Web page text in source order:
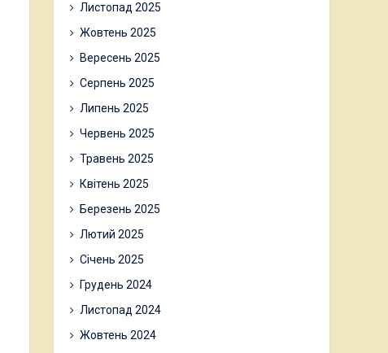
Листопад 2025
Жовтень 2025
Вересень 2025
Серпень 2025
Липень 2025
Червень 2025
Травень 2025
Квітень 2025
Березень 2025
Лютий 2025
Січень 2025
Грудень 2024
Листопад 2024
Жовтень 2024